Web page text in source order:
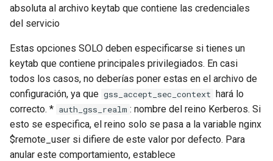
ini
injection
iputils
jit-uuid
jq
absoluta al archivo keytab que contiene las credenciales
del servicio
Estas opciones SOLO deben especificarse si tienes un
keytab que contiene principales privilegiados. En casi
todos los casos, no deberías poner estas en el archivo de
configuración, ya que gss_accept_sec_context hará lo
correcto. * auth_gss_realm : nombre del reino Kerberos. Si
esto se especifica, el reino solo se pasa a la variable nginx
$remote_user si difiere de este valor por defecto. Para
anular este comportamiento, establece